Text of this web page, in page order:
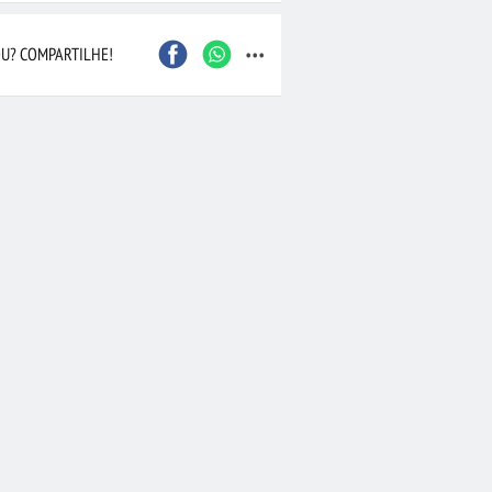
Caxias do Sul
Contagem
COMPARTILHE! ...